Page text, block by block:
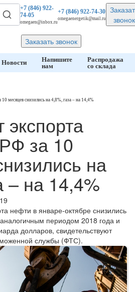
+7 (846)922-
74-05
omegaen@inbox.ru
+7 (846)922-74-30
omegaenergetik@mail.ru
звонок
Заказать звонок
Новости
Напишите
нам
Распродажа
со склада
месяцев снизились на 4,8%, газа – на 14,4%
за 10
на
– на 14,4%
нефти в январе-октябре снизились
периодом 2018 года и
долларов, свидетельствуют
службы (ФТС).